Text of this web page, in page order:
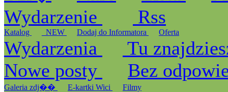
Wydarzenie
Rss
Katalog _NEW Dodaj do Informatora Oferta
Wydarzenia
Tu
Nowe posty
Bez
Galeria zdj�� E-kartki Wici Filmy